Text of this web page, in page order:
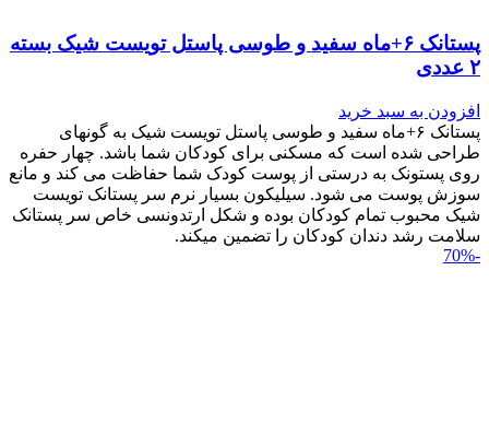
پستانک ۶+ماه سفید و طوسی پاستل تویست شیک بسته
۲ عددی
افزودن به سبد خرید
پستانک ۶+ماه سفید و طوسی پاستل تویست شیک به گونه‎ای
طراحی شده است که مسکنی برای کودکان شما باشد. چهار حفره
روی پستونک به درستی از پوست کودک شما حفاظت می کند و مانع
سوزش پوست می شود. سیلیکون بسیار نرم سر پستانک تویست
شیک محبوب تمام کودکان بوده و شکل ارتدونسی خاص سر پستانک
سلامت رشد دندان کودکان را تضمین می‎کند.
-70%